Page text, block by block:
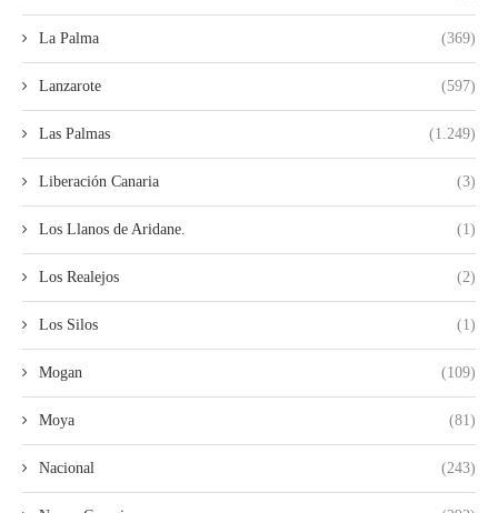
La Palma (369)
Lanzarote (597)
Las Palmas (1.249)
Liberación Canaria (3)
Los Llanos de Aridane. (1)
Los Realejos (2)
Los Silos (1)
Mogan (109)
Moya (81)
Nacional (243)